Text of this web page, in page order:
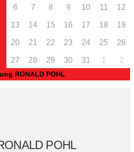
6 7 8 9 10 11 12
13 14 15 16 17 18 19
20 21 22 23 24 25 26
27 28 29 30 31 1 2
RONALD POHL
POHL